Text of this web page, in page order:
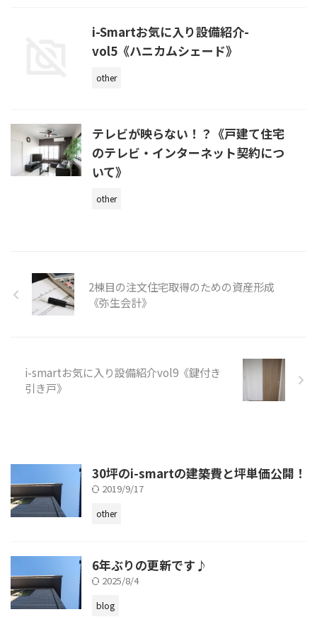
i-Smartお気に入り設備紹介-
vol5《ハニカムシェード》
other
テレビが映らない！？《戸建て住宅
のテレビ・インターネット契約につ
いて》
other
2棟目の注文住宅取得のための資産形成
《弥生会計》
i-smartお気に入り設備紹介vol9《鍵付き
引き戸》
30坪のi-smartの建築費と坪単価公開！
2019/9/17
other
6年ぶりの更新です♪
2025/8/4
blog